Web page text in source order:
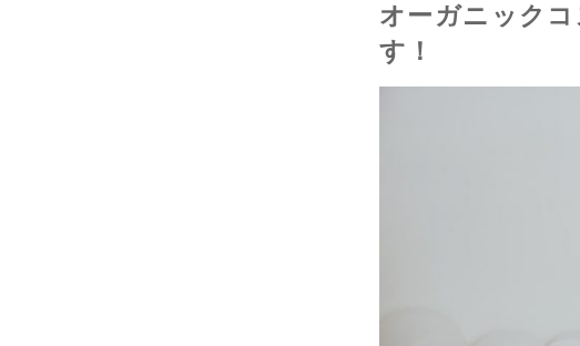
オーガニック
す！